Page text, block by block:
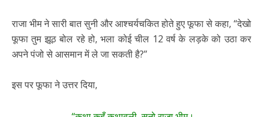
राजा भीम ने सारी बात सुनी और आश्चर्यचकित होते हुए फूफा से कहा, “देखो
फूफा तुम झूठ बोल रहे हो, भला कोई चील 12 वर्ष के लड़के को उठा कर
अपने पंजो से आसमान में ले जा सकती है?”
इस पर फूफा ने उत्तर दिया,